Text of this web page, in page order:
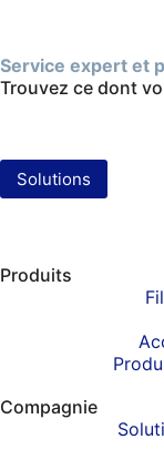
Service expert et
Trouvez ce dont
Solutions
Produits
Compagnie